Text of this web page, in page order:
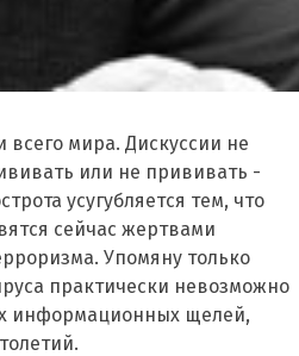
всего мира. Дискуссии не
или не прививать -
усугубляется тем, что
сейчас жертвами
Упомяну только
практически невозможно
информационных щелей,